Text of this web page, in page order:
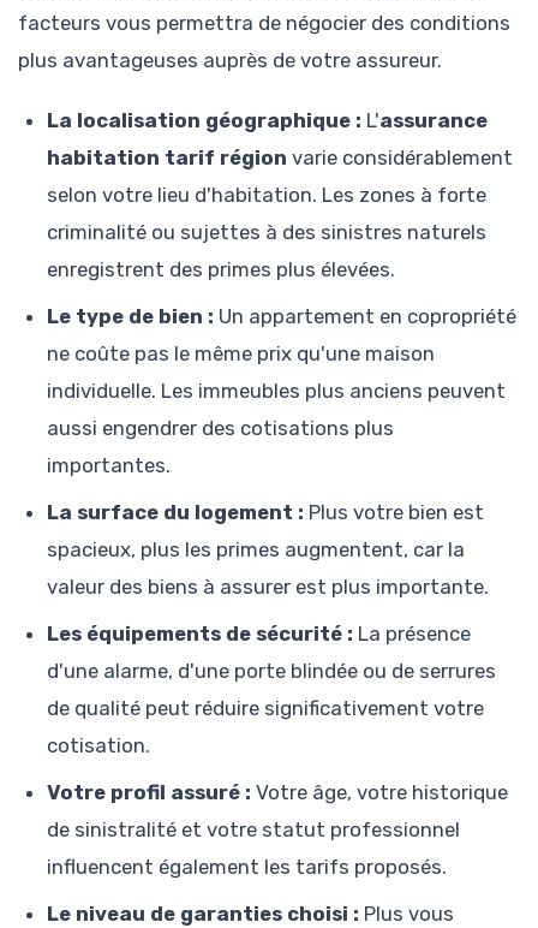
facteurs vous permettra de négocier des conditions
plus avantageuses auprès de votre assureur.
La localisation géographique : L'assurance
habitation tarif région varie considérablement
selon votre lieu d'habitation. Les zones à forte
criminalité ou sujettes à des sinistres naturels
enregistrent des primes plus élevées.
Le type de bien : Un appartement en copropriété
ne coûte pas le même prix qu'une maison
individuelle. Les immeubles plus anciens peuvent
aussi engendrer des cotisations plus
importantes.
La surface du logement : Plus votre bien est
spacieux, plus les primes augmentent, car la
valeur des biens à assurer est plus importante.
Les équipements de sécurité : La présence
d'une alarme, d'une porte blindée ou de serrures
de qualité peut réduire significativement votre
cotisation.
Votre profil assuré : Votre âge, votre historique
de sinistralité et votre statut professionnel
influencent également les tarifs proposés.
Le niveau de garanties choisi : Plus vous